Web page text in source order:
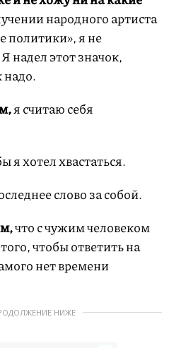
народного артиста
политики», я не
надел этот значок,
надо.
я считаю себя
я хотел хвастаться.
слово за собой.
что с чужим человеком
чтобы ответить на
нет времени
НИЖЕ